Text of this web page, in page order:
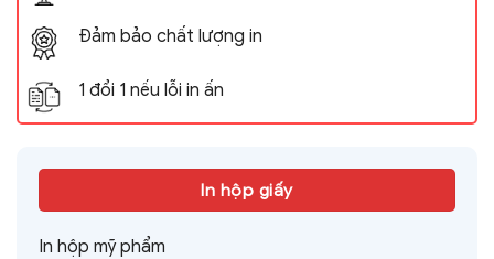
Đảm bảo chất lượng in
1 đổi 1 nếu lỗi in ấn
In hộp giấy
In hộp mỹ phẩm